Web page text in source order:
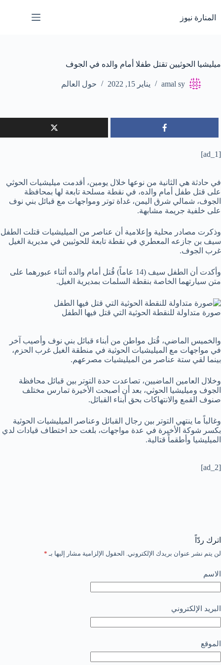
إلى
المحتوى
المنارة نيوز
ميليشيا الحوثيين تقتل طفلا أمام والده في الجوف
amal sy يناير 15, 2022 حول العالم
[ad_1]
في حادثة هي الثانية من نوعها خلال يومين، أقدمت ميليشيات الحوثي
على قتل طفل أمام والده، في نقطة مسلحة تابعة لها بمحافظة
الجوف، شمالي شرق اليمن، غداة توتر ومواجهات مع قبائل بني نوف
على خلفية جريمة مشابهة.
وذكرت مصادر محلية وإعلامية أن عناصر من الميليشيات قتلت الطفل
سيف بن جازعه المعطري في نقطة تابعة للحوثيين في مديرية الغيل
غرب ‎الجوف.
وأكدت أن الطفل سيف (14 عاماً) قُتل أمام والده أثناء عبورهما على
متن سيارتهما الخاصة بنقطة السلمات بمديرية الغيل.
صورة متداولة للنقطة الحوثية التي قتل فيها الطفل
والخميس الماضي، قُتل مواطن من أبناء قبائل بني نوف وأصيب آخر
في مواجهات مع الميليشيات الحوثية في منطقة الغيل غرب الحزم،
بينما لقي ستة عناصر من الميليشيات مصرعهم.
وخلال العامين الماضيين، تصاعدت حدة التوتر بين قبائل محافظة
الجوف وميليشيا الحوثي، بعد أن أصبحت الأخيرة تمارس مختلف
صنوف القمع والانتهاكات بحق أبناء القبائل.
وغالباً ما ينتهي التوتر بين رجال القبائل وعناصر الميليشيات الحوثية
بكسر شوكة الأخيرة في عدة مواجهات، بلغت حد اختطاف قيادات لدي
الميليشيا وأطقماً قتالية.
[ad_2]
اترك ردّاً
لن يتم نشر عنوان بريدك الإلكتروني. الحقول الإلزامية مشار إليها بـ *
الاسم
البريد الإلكتروني
الموقع